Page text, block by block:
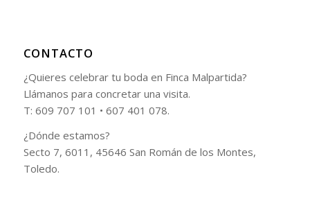
CONTACTO
¿Quieres celebrar tu boda en Finca Malpartida?
Llámanos para concretar una visita.
T: 609 707 101 • 607 401 078.
¿Dónde estamos?
Secto 7, 6011, 45646 San Román de los Montes,
Toledo.